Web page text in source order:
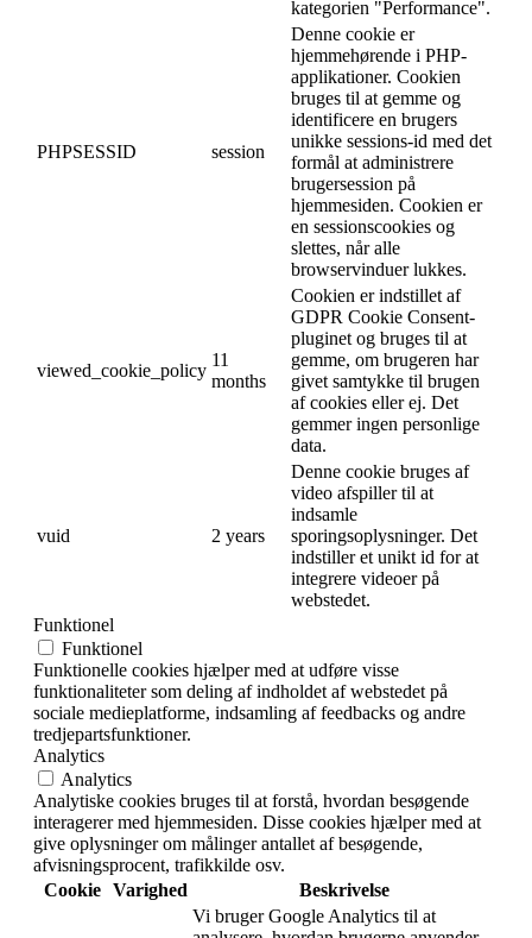
kategorien "Performance".
PHPSESSID session
Denne cookie er
hjemmehørende i PHP-
applikationer. Cookien
bruges til at gemme og
identificere en brugers
unikke sessions-id med det
formål at administrere
brugersession på
hjemmesiden. Cookien er
en sessionscookies og
slettes, når alle
browservinduer lukkes.
viewed_cookie_policy
11
months
Cookien er indstillet af
GDPR Cookie Consent-
pluginet og bruges til at
gemme, om brugeren har
givet samtykke til brugen
af cookies eller ej. Det
gemmer ingen personlige
data.
vuid 2 years
Denne cookie bruges af
video afspiller til at
indsamle
sporingsoplysninger. Det
indstiller et unikt id for at
integrere videoer på
webstedet.
Funktionel
Funktionel
Funktionelle cookies hjælper med at udføre visse
funktionaliteter som deling af indholdet af webstedet på
sociale medieplatforme, indsamling af feedbacks og andre
tredjepartsfunktioner.
Analytics
Analytics
Analytiske cookies bruges til at forstå, hvordan besøgende
interagerer med hjemmesiden. Disse cookies hjælper med at
give oplysninger om målinger antallet af besøgende,
afvisningsprocent, trafikkilde osv.
Cookie Varighed
Beskrivelse
Vi bruger Google Analytics til at